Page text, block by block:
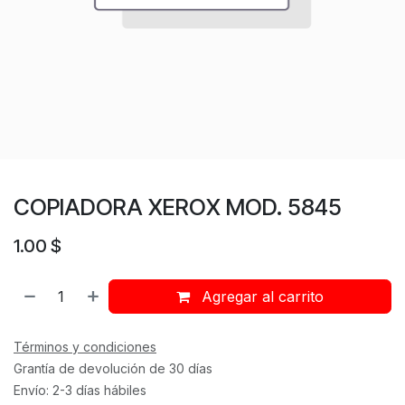
COPIADORA XEROX MOD. 5845
1.00 $
Agregar al carrito
Términos y condiciones
Grantía de devolución de 30 días
Envío: 2-3 días hábiles